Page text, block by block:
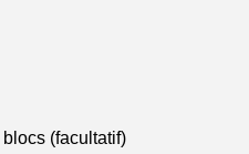
(facultatif)